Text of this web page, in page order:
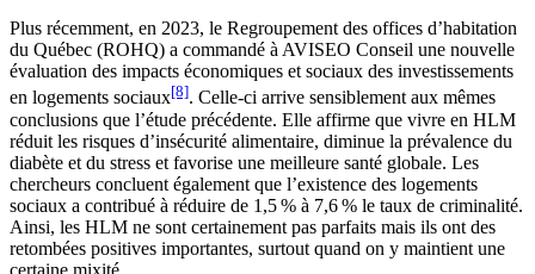
Plus récemment, en 2023, le Regroupement des offices d’habitation
du Québec (ROHQ) a commandé à AVISEO Conseil une nouvelle
évaluation des impacts économiques et sociaux des investissements
en logements sociaux[8]. Celle-ci arrive sensiblement aux mêmes
conclusions que l’étude précédente. Elle affirme que vivre en HLM
réduit les risques d’insécurité alimentaire, diminue la prévalence du
diabète et du stress et favorise une meilleure santé globale. Les
chercheurs concluent également que l’existence des logements
sociaux a contribué à réduire de 1,5 % à 7,6 % le taux de criminalité.
Ainsi, les HLM ne sont certainement pas parfaits mais ils ont des
retombées positives importantes, surtout quand on y maintient une
certaine mixité.